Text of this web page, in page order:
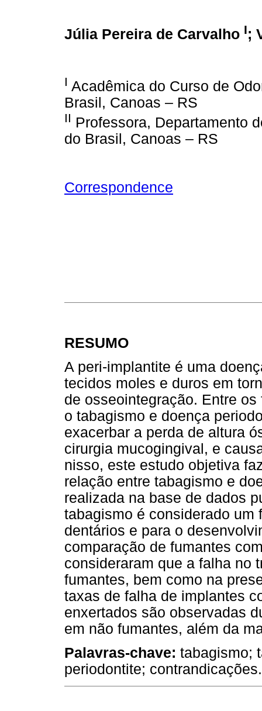
Júlia Pereira de Carvalho I;
I Acadêmica do Curso de
Brasil, Canoas – RS
II Professora, Departamento
do Brasil, Canoas – RS
Correspondence
RESUMO
A peri-implantite é uma
tecidos moles e duros em
de osseointegração. Entre
o tabagismo e doença
exacerbar a perda de altura
cirurgia mucogingival, e
nisso, este estudo objetiva
relação entre tabagismo e
realizada na base de dados
tabagismo é considerado um
dentários e para o
comparação de fumantes
consideraram que a falha no
fumantes, bem como na
taxas de falha de implantes
enxertados são observadas
em não fumantes, além da
Palavras-chave: tabagismo;
periodontite; contrandicações.